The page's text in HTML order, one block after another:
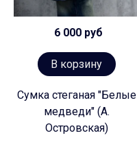
6 000 руб
В корзину
Сумка стеганая "Белые
медведи" (А.
Островская)